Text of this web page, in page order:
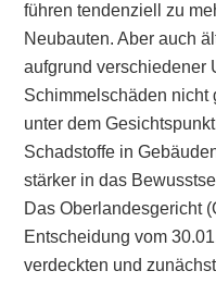
führen tendenziell zu
Neubauten. Aber auch
aufgrund verschiedener
Schimmelschäden nicht
unter dem
Schadstoffe in
stärker in das
Das Oberlandesgericht
Entscheidung vom
verdeckten und